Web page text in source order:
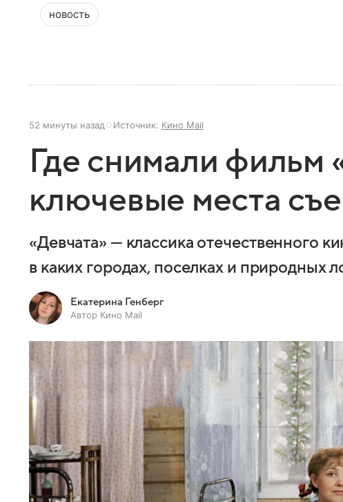
новость
52 минуты назад Источник: Кино Mail
Где снимали фильм
ключевые места
«Девчата» — классика отечественного
в каких городах, поселках и природных
Екатерина Генберг
Автор Кино Mail